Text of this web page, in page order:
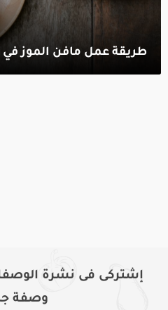
طريقة عمل مافن الموز في 30 دقيقة‎
إشتركى فى نشرة
وصفة